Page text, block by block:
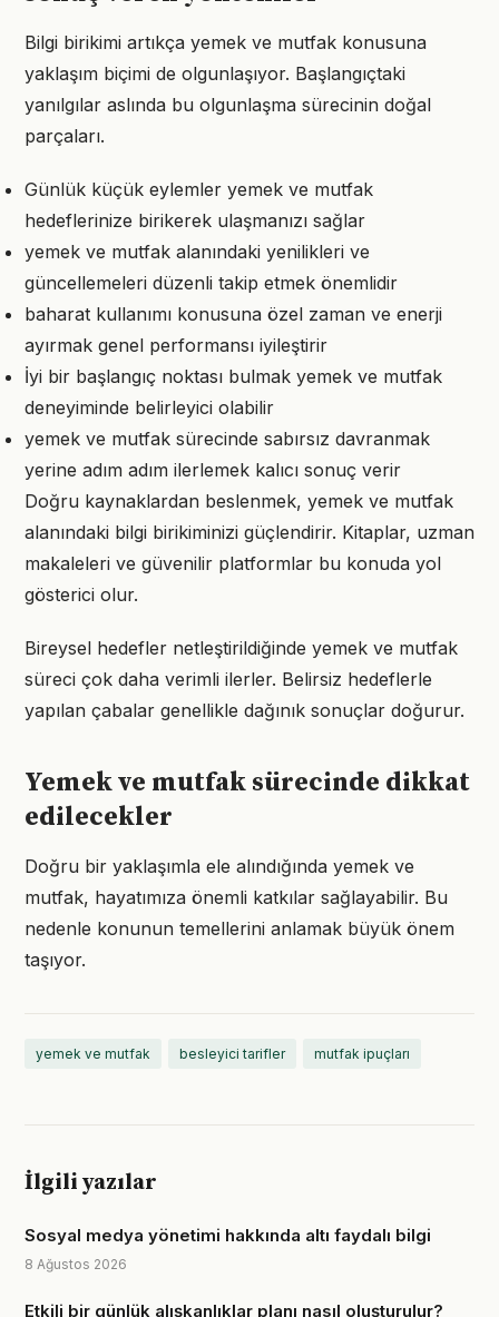
Bilgi birikimi artıkça yemek ve mutfak konusuna
yaklaşım biçimi de olgunlaşıyor. Başlangıçtaki
yanılgılar aslında bu olgunlaşma sürecinin doğal
parçaları.
Günlük küçük eylemler yemek ve mutfak
hedeflerinize birikerek ulaşmanızı sağlar
yemek ve mutfak alanındaki yenilikleri ve
güncellemeleri düzenli takip etmek önemlidir
baharat kullanımı konusuna özel zaman ve enerji
ayırmak genel performansı iyileştirir
İyi bir başlangıç noktası bulmak yemek ve mutfak
deneyiminde belirleyici olabilir
yemek ve mutfak sürecinde sabırsız davranmak
yerine adım adım ilerlemek kalıcı sonuç verir
Doğru kaynaklardan beslenmek, yemek ve mutfak
alanındaki bilgi birikiminizi güçlendirir. Kitaplar, uzman
makaleleri ve güvenilir platformlar bu konuda yol
gösterici olur.
Bireysel hedefler netleştirildiğinde yemek ve mutfak
süreci çok daha verimli ilerler. Belirsiz hedeflerle
yapılan çabalar genellikle dağınık sonuçlar doğurur.
Yemek ve mutfak sürecinde dikkat
edilecekler
Doğru bir yaklaşımla ele alındığında yemek ve
mutfak, hayatımıza önemli katkılar sağlayabilir. Bu
nedenle konunun temellerini anlamak büyük önem
taşıyor.
yemek ve mutfak besleyici tarifler mutfak ipuçları
İlgili yazılar
Sosyal medya yönetimi hakkında altı faydalı bilgi
8 Ağustos 2026
Etkili bir günlük alışkanlıklar planı nasıl oluşturulur?